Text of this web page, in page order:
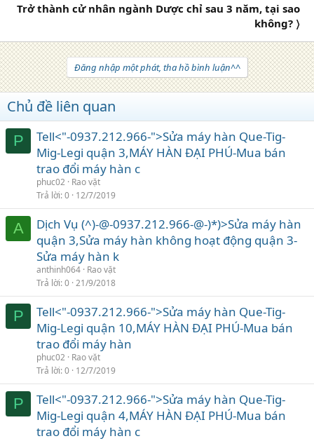
Trở thành cử nhân ngành Dược chỉ sau 3 năm, tại sao
không? 〉
Đăng nhập một phát, tha hồ bình luận^^
Chủ đề liên quan
P
Tell<"-0937.212.966-">Sửa máy hàn Que-Tig-
Mig-Legi quận 3,MÁY HÀN ĐẠI PHÚ-Mua bán
trao đổi máy hàn c
phuc02 Rao vặt
Trả lời 0 12/7/2019
A
Dịch Vụ (^)-@-0937.212.966-@-)*)>Sửa máy hàn
quận 3,Sửa máy hàn không hoạt động quận 3-
Sửa máy hàn k
anthinh064 Rao vặt
Trả lời 0 21/9/2018
P
Tell<"-0937.212.966-">Sửa máy hàn Que-Tig-
Mig-Legi quận 10,MÁY HÀN ĐẠI PHÚ-Mua bán
trao đổi máy hàn
phuc02 Rao vặt
Trả lời 0 12/7/2019
P
Tell<"-0937.212.966-">Sửa máy hàn Que-Tig-
Mig-Legi quận 4,MÁY HÀN ĐẠI PHÚ-Mua bán
trao đổi máy hàn c